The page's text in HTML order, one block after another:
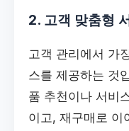
2. 고객 맞춤형
고객 관리에서 가
스를 제공하는 것
품 추천이나 서비
이고, 재구매로 이